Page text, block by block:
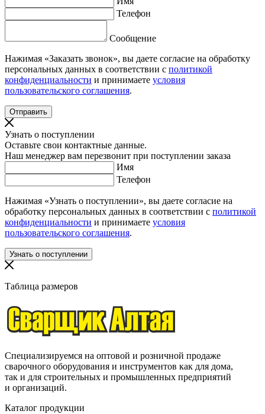
Телефон
Сообщение
Нажимая «Заказать звонок», вы даете согласие на обработку
персональных данных в соответствии с политикой
конфиденциальности и принимаете условия
пользовательского соглашения.
Узнать о поступлении
Оставьте свои контактные данные.
Наш менеджер вам перезвонит при поступлении заказа
Имя
Телефон
Нажимая «Узнать о поступлении», вы даете согласие на
обработку персональных данных в соответствии с политикой
конфиденциальности и принимаете условия
пользовательского соглашения.
Таблица размеров
Специализируемся на оптовой и розничной продаже
сварочного оборудования и инструментов как для дома,
так и для строительных и промышленных предприятий
и организаций.
Каталог продукции